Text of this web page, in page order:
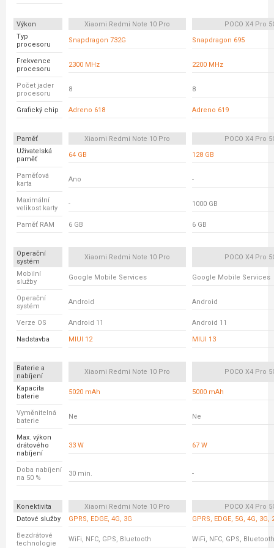
Výkon Xiaomi Redmi Note 10 Pro
POCO X4 Pro
Typ
procesoru
Snapdragon 732G Snapdragon 695
Frekvence
procesoru
2300 MHz 2200 MHz
Počet jader
procesoru
8 8
Grafický chip Adreno 618 Adreno 619
Paměť Xiaomi Redmi Note 10 Pro
POCO X4 Pro
Uživatelská
paměť
64 GB 128 GB
Paměťová
karta
Ano -
Maximální
velikost karty
- 1000 GB
Paměť RAM 6 GB 6 GB
Operační
systém
Xiaomi Redmi Note 10 Pro POCO X4 Pro
Mobilní
služby
Google Mobile Services Google Mobile Services
Operační
systém
Android Android
Verze OS Android 11 Android 11
Nadstavba MIUI 12 MIUI 13
Baterie a
nabíjení
Xiaomi Redmi Note 10 Pro POCO X4 Pro
Kapacita
baterie
5020 mAh 5000 mAh
Vyměnitelná
baterie
Ne Ne
Max. výkon
drátového
nabíjení
33 W 67 W
Doba nabíjení
na 50 %
30 min. -
Konektivita Xiaomi Redmi Note 10 Pro
POCO X4 Pro
Datové služby
GPRS, EDGE, 4G, 3G GPRS, EDGE, 5G, 4G, 3G,
Bezdrátové
technologie
WiFi, NFC, GPS, Bluetooth WiFi, NFC, GPS, Bluetooth